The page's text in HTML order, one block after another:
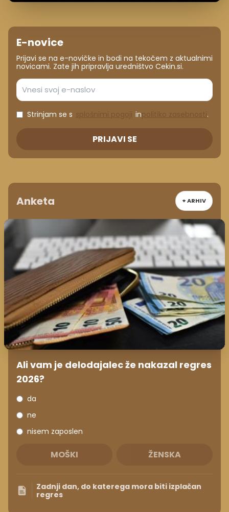
E-novice
Prijavi se na e-novičke in bodi na tekočem z aktualnimi
novicami. Zate jih pripravlja uredništvo Cekin.si.
Strinjam se s in .
PRIJAVI SE
Anketa + ARHIV
Ali vam je delodajalec že nakazal regres
2026?
da
ne
nisem zaposlen
MOŠKI ŽENSKA
Zadnji dan, do katerega mora biti izplačan
regres